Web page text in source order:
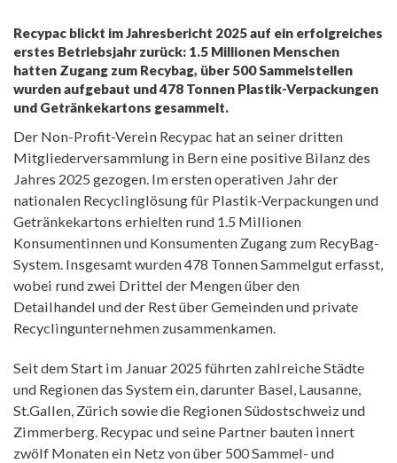
Recypac blickt im Jahresbericht 2025 auf ein erfolgreiches
erstes Betriebsjahr zurück: 1.5 Millionen Menschen
hatten Zugang zum Recybag, über 500 Sammelstellen
wurden aufgebaut und 478 Tonnen Plastik-Verpackungen
und Getränkekartons gesammelt.
Der Non-Profit-Verein Recypac hat an seiner dritten
Mitgliederversammlung in Bern eine positive Bilanz des
Jahres 2025 gezogen. Im ersten operativen Jahr der
nationalen Recyclinglösung für Plastik-Verpackungen und
Getränkekartons erhielten rund 1.5 Millionen
Konsumentinnen und Konsumenten Zugang zum RecyBag-
System. Insgesamt wurden 478 Tonnen Sammelgut erfasst,
wobei rund zwei Drittel der Mengen über den
Detailhandel und der Rest über Gemeinden und private
Recyclingunternehmen zusammenkamen.
Seit dem Start im Januar 2025 führten zahlreiche Städte
und Regionen das System ein, darunter Basel, Lausanne,
St.Gallen, Zürich sowie die Regionen Südostschweiz und
Zimmerberg. Recypac und seine Partner bauten innert
zwölf Monaten ein Netz von über 500 Sammel- und